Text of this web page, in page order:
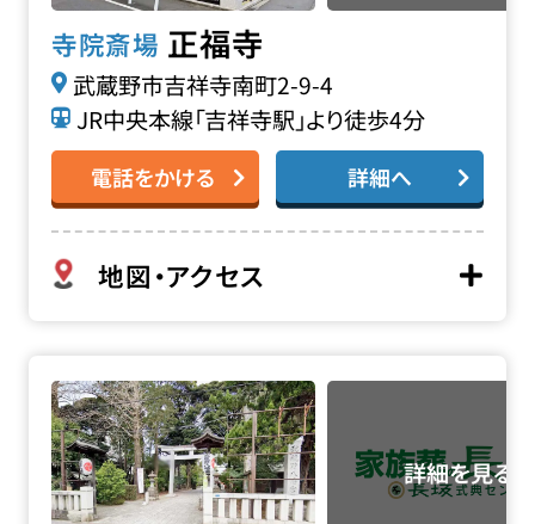
寺院斎場 正福寺
武蔵野市吉祥寺南町2-9-4
JR中央本線「吉祥寺駅」より徒歩4分
電話をかける 詳細へ
地図・アクセス
安養寺の詳細へ